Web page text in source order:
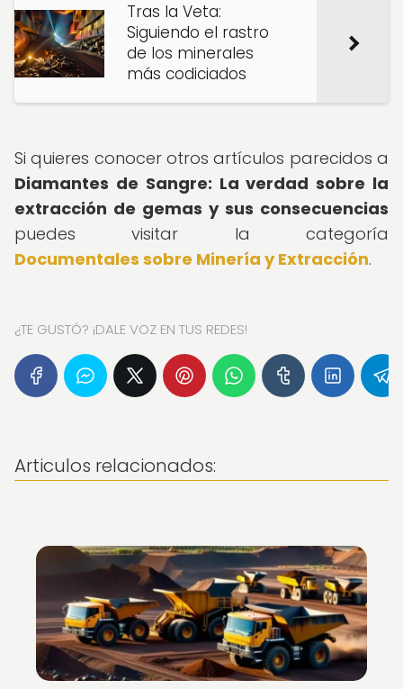
Tras la Veta:
Siguiendo el rastro
de los minerales
más codiciados
Si quieres conocer otros artículos parecidos a
Diamantes de Sangre: La verdad sobre la
extracción de gemas y sus consecuencias
puedes visitar la categoría
Documentales sobre Minería y Extracción.
¿TE GUSTÓ? ¡DALE VOZ EN TUS REDES!
Articulos relacionados: